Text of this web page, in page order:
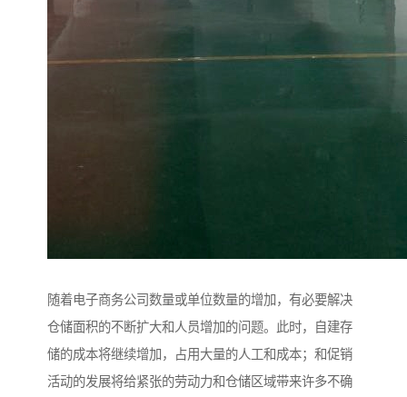
随着电子商务公司数量或单位数量的增加，有必要解决
仓储面积的不断扩大和人员增加的问题。此时，自建存
储的成本将继续增加，占用大量的人工和成本；和促销
活动的发展将给紧张的劳动力和仓储区域带来许多不确